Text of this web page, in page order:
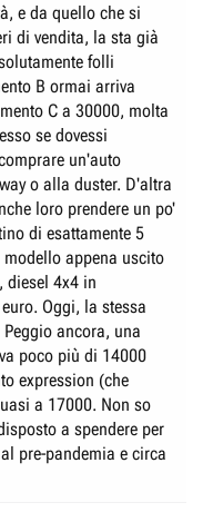
e da quello che si
di vendita, la sta già
folli
B ormai arriva
C a 30000, molta
se dovessi
un'auto
o alla duster. D'altra
loro prendere un po'
di esattamente 5
appena uscito
diesel 4x4 in
Oggi, la stessa
ancora, una
poco più di 14000
expression (che
a 17000. Non so
a spendere per
pre-pandemia e circa